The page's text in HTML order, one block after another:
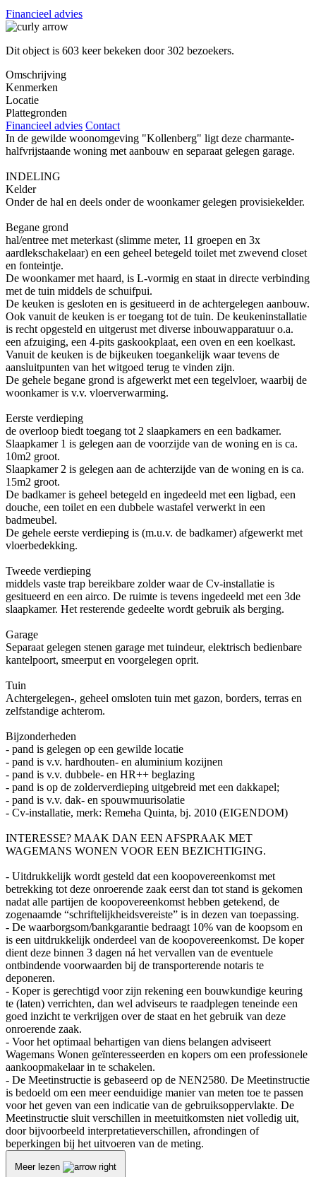
Financieel advies
Dit object is 603 keer bekeken door302 bezoekers.
Omschrijving
Kenmerken
Locatie
Plattegronden
Financieel advies Contact
In de gewilde woonomgeving "Kollenberg" ligt deze charmante-
halfvrijstaande woning met aanbouw en separaat gelegen garage.
INDELING
Kelder
Onder de hal en deels onder de woonkamer gelegen provisiekelder.
Begane grond
hal/entree met meterkast (slimme meter, 11 groepen en 3x
aardlekschakelaar) en een geheel betegeld toilet met zwevend closet
en fonteintje.
De woonkamer met haard, is L-vormig en staat in directe verbinding
met de tuin middels de schuifpui.
De keuken is gesloten en is gesitueerd in de achtergelegen aanbouw.
Ook vanuit de keuken is er toegang tot de tuin. De keukeninstallatie
is recht opgesteld en uitgerust met diverse inbouwapparatuur o.a.
een afzuiging, een 4-pits gaskookplaat, een oven en een koelkast.
Vanuit de keuken is de bijkeuken toegankelijk waar tevens de
aansluitpunten van het witgoed terug te vinden zijn.
De gehele begane grond is afgewerkt met een tegelvloer, waarbij de
woonkamer is v.v. vloerverwarming.
Eerste verdieping
de overloop biedt toegang tot 2 slaapkamers en een badkamer.
Slaapkamer 1 is gelegen aan de voorzijde van de woning en is ca.
10m2 groot.
Slaapkamer 2 is gelegen aan de achterzijde van de woning en is ca.
15m2 groot.
De badkamer is geheel betegeld en ingedeeld met een ligbad, een
douche, een toilet en een dubbele wastafel verwerkt in een
badmeubel.
De gehele eerste verdieping is (m.u.v. de badkamer) afgewerkt met
vloerbedekking.
Tweede verdieping
middels vaste trap bereikbare zolder waar de Cv-installatie is
gesitueerd en een airco. De ruimte is tevens ingedeeld met een 3de
slaapkamer. Het resterende gedeelte wordt gebruik als berging.
Garage
Separaat gelegen stenen garage met tuindeur, elektrisch bedienbare
kantelpoort, smeerput en voorgelegen oprit.
Tuin
Achtergelegen-, geheel omsloten tuin met gazon, borders, terras en
zelfstandige achterom.
Bijzonderheden
- pand is gelegen op een gewilde locatie
- pand is v.v. hardhouten- en aluminium kozijnen
- pand is v.v. dubbele- en HR++ beglazing
- pand is op de zolderverdieping uitgebreid met een dakkapel;
- pand is v.v. dak- en spouwmuurisolatie
- Cv-installatie, merk: Remeha Quinta, bj. 2010 (EIGENDOM)
INTERESSE? MAAK DAN EEN AFSPRAAK MET
WAGEMANS WONEN VOOR EEN BEZICHTIGING.
- Uitdrukkelijk wordt gesteld dat een koopovereenkomst met
betrekking tot deze onroerende zaak eerst dan tot stand is gekomen
nadat alle partijen de koopovereenkomst hebben getekend, de
zogenaamde “schriftelijkheidsvereiste” is in dezen van toepassing.
- De waarborgsom/bankgarantie bedraagt 10% van de koopsom en
is een uitdrukkelijk onderdeel van de koopovereenkomst. De koper
dient deze binnen 3 dagen ná het vervallen van de eventuele
ontbindende voorwaarden bij de transporterende notaris te
deponeren.
- Koper is gerechtigd voor zijn rekening een bouwkundige keuring
te (laten) verrichten, dan wel adviseurs te raadplegen teneinde een
goed inzicht te verkrijgen over de staat en het gebruik van deze
onroerende zaak.
- Voor het optimaal behartigen van diens belangen adviseert
Wagemans Wonen geïnteresseerden en kopers om een professionele
aankoopmakelaar in te schakelen.
- De Meetinstructie is gebaseerd op de NEN2580. De Meetinstructie
is bedoeld om een meer eenduidige manier van meten toe te passen
voor het geven van een indicatie van de gebruiksoppervlakte. De
Meetinstructie sluit verschillen in meetuitkomsten niet volledig uit,
door bijvoorbeeld interpretatieverschillen, afrondingen of
beperkingen bij het uitvoeren van de meting.
Meer lezen